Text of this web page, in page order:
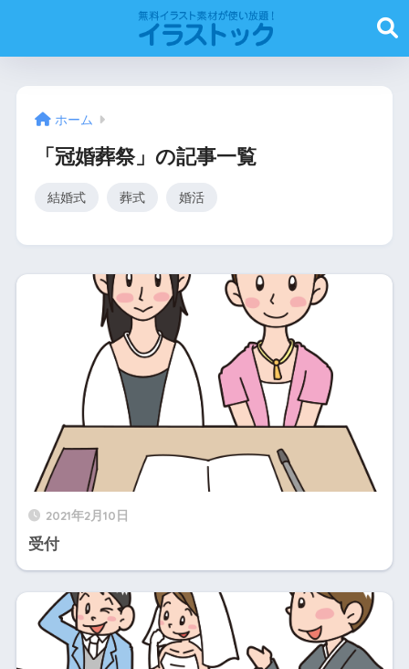
ホーム
「冠婚葬祭」の記事一覧
結婚式 葬式 婚活
2021年2月10日
受付